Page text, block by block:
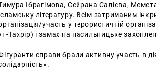
Ібрагімова, Сейрана Салієва,
літературу. Всім затриманим
участь у терористичній
Тахрір) і замах на насильницьке
справи брали активну участь в